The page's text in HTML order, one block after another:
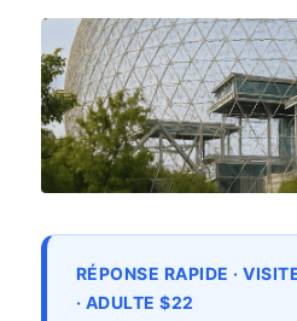
RÉPONSE RAPIDE ·
· ADULTE $22